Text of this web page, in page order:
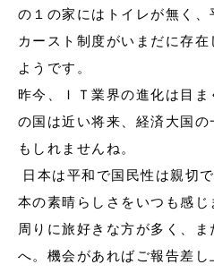
の１の家にはトイレが無く、
カースト制度がいまだに存
ようです。
昨今、ＩＴ業界の進化は目ま
の国は近い将来、経済大国
もしれませんね。
日本は平和で国民性は親切
本の素晴らしさをいつも感じ
周りに旅好きな方が多く、
へ。機会があればご報告差